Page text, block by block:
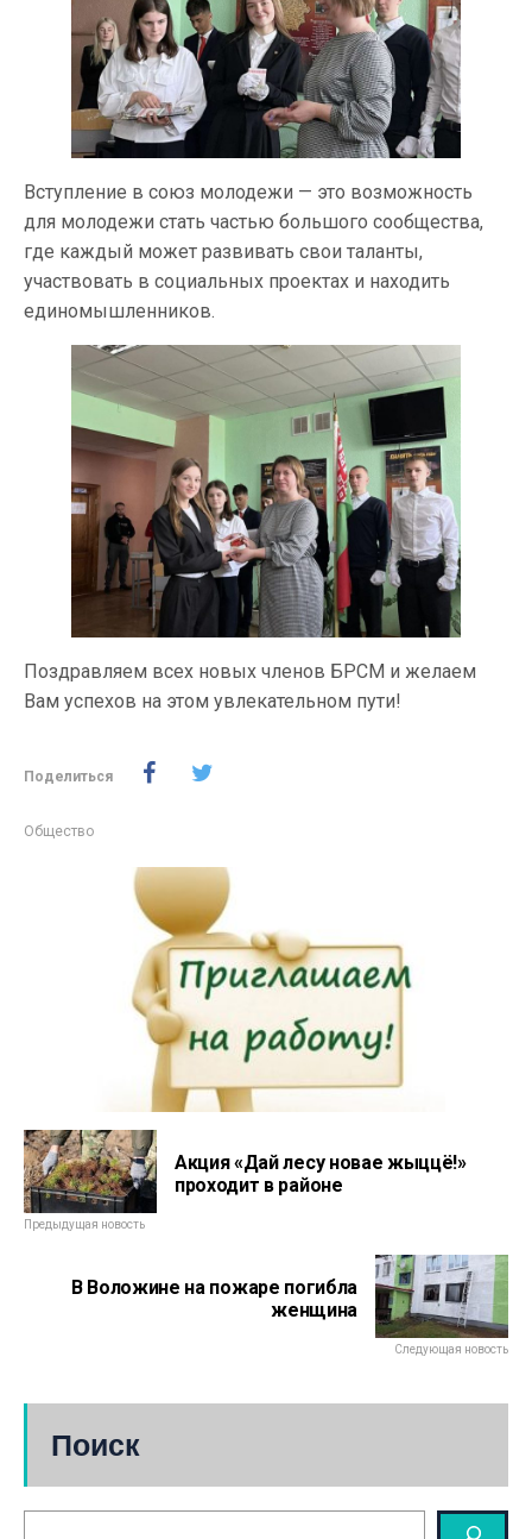
Вступление в союз молодежи — это возможность
для молодежи стать частью большого сообщества,
где каждый может развивать свои таланты,
участвовать в социальных проектах и находить
единомышленников.
Поздравляем всех новых членов БРСМ и желаем
Вам успехов на этом увлекательном пути!
Поделиться
Общество
Акция «Дай лесу новае жыццё!»
проходит в районе
Предыдущая новость
В Воложине на пожаре погибла
женщина
Следующая новость
Поиск